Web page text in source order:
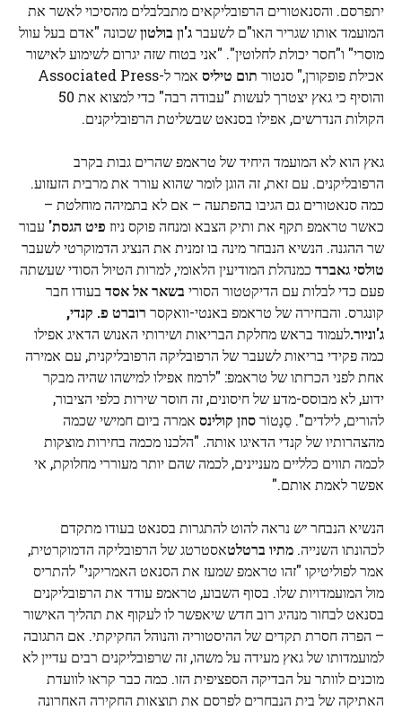
יתפרסם. והסנאטורים הרפובליקאים מתבלבלים מהסיכוי לאשר את
המועמד אותו שגריר האו"ם לשעברג'ון בולטוןשכונה "אדם בעל עוול
מוסרי" ו"חסר יכולת לחלוטין". "אני בטוח שזה יגרום לשימוע לאישור
אכילת פופקורן," סנטור תום טיליס
אמר ל-Associated Press
והוסיף כי גאץ יצטרך לעשות "עבודה רבה" כדי למצוא את 50
הקולות הנדרשים, אפילו בסנאט שבשליטת הרפובליקנים.
גאץ הוא לא המועמד היחיד של טראמפ שהרים גבות בקרב
הרפובליקנים. עם זאת, זה הוגן לומר שהוא עורר את מרבית הזעזוע.
כמה סנאטורים גם הגיבו בהפתעה – אם לא בתמיהה מוחלטת –
כאשר טראמפ תקף את ותיק הצבא ומנחה פוקס ניוז פיט הגסת' עבור
שר ההגנה. הנשיא הנבחר מינה בו זמנית את הנציג הדמוקרטי לשעבר
טולסי גאברד כמנהלת המודיעין הלאומי, למרות הטיול הסודי שעשתה
פעם כדי לבלות עם הדיקטטור הסורי בשאר אל אסד בעודו חבר
קונגרס. והבחירה של טראמפ באנטי-וואקסר רוברט פ. קנדי,
ג'וניור.לעמוד בראש מחלקת הבריאות ושירותי האנוש הדאיג אפילו
כמה פקידי בריאות לשעבר של הרפובליקה הרפובליקנית, עם אמירה
אחת לפני הכרזתו של טראמפ: "לרמוז אפילו למישהו שהיה מבקר
ידוע, לא מבוסס-מדע של חיסונים, זה חוסר שירות כלפי הציבור,
להורים, לילדים". סֵנָטוֹרסוזן קולינס אמרה ביום חמישי שכמה
מהצהרותיו של קנדי ​​הדאיגו אותה. "הלכנו מכמה בחירות מוצקות
לכמה תווים כלליים מעניינים, לכמה שהם יותר מעוררי מחלוקת, אי
אפשר לאמת אותם."
הנשיא הנבחריש נראה להוט להתגרות בסנאט בעודו מתקדם
לכהונתו השנייה. מתיו ברטלטאסטרטג של הרפובליקה הדמוקרטית,
אמר לפוליטיקו "זהו טראמפ שמעז את הסנאט האמריקני" להתריס
מול המועמדויות שלו. בסוף השבוע, טראמפ עודד את הרפובליקנים
בסנאט לבחור מנהיג רוב חדש שיאפשר לו לעקוף את תהליך האישור
– הפרה חסרת תקדים של ההיסטוריה והנוהל החקיקתי. אם התגובה
למועמדותו של גאץ מעידה על משהו, זה שרפובליקנים רבים עדיין לא
מוכנים לוותר על הבדיקה הספציפית הזו. כמה כבר קראו לוועדת
האתיקה של בית הנבחרים לפרסם את תוצאות החקירה האחרונה